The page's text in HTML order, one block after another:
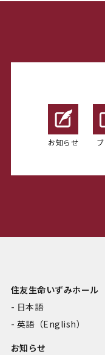
お知らせ
住友生命いずみホール
日本語
英語（English）
お知らせ